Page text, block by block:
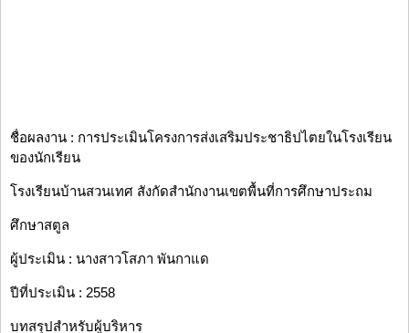
ชื่อผลงาน : การประเมินโครงการส่งเสริมประชาธิปไตยในโรงเรียน
ของนักเรียน
โรงเรียนบ้านสวนเทศ สังกัดสำนักงานเขตพื้นที่การศึกษาประถม
ศึกษาสตูล
ผู้ประเมิน : นางสาวโสภา พันกาแด
ปีที่ประเมิน : 2558
บทสรุปสำหรับผู้บริหาร